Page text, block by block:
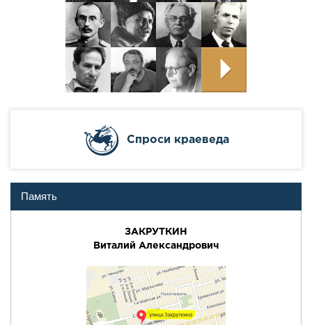
Cпроси краеведа
Память
ЗАКРУТКИН
Виталий Александрович